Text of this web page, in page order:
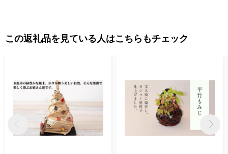
この返礼品を見ている人はこちらもチェック